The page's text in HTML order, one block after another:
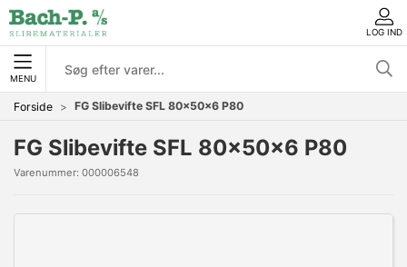
LOG IND
MENU
Forside FG Slibevifte SFL 80x50x6 P80
FG Slibevifte SFL 80x50x6 P80
Varenummer: 000006548